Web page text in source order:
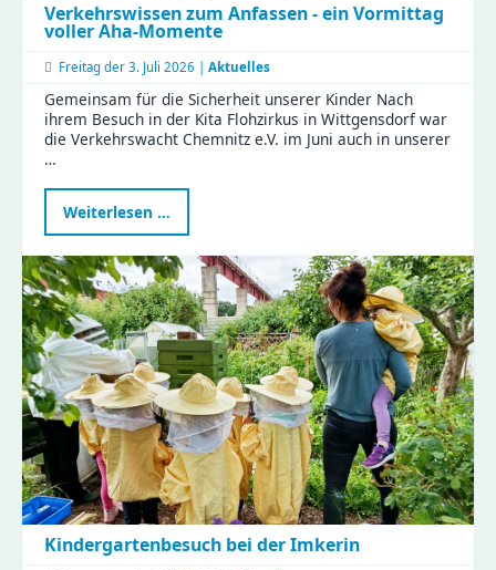
Verkehrswissen zum Anfassen - ein Vormittag
voller Aha-Momente
Freitag der 3. Juli 2026 | Aktuelles
Gemeinsam für die Sicherheit unserer Kinder Nach
ihrem Besuch in der Kita Flohzirkus in Wittgensdorf war
die Verkehrswacht Chemnitz e.V. im Juni auch in unserer
…
Weiterlesen …
zum
Anfassen
-
ein
Vormittag
voller
Aha-
Momente
Kindergartenbesuch bei der Imkerin